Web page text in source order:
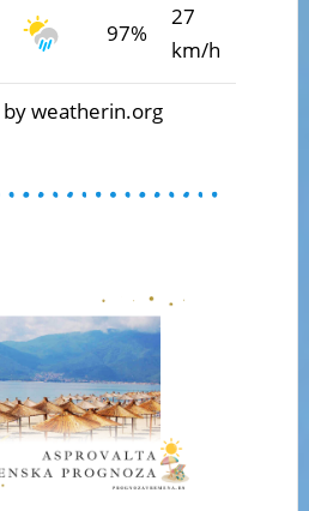
97%
27
km/h
by weatherin.org